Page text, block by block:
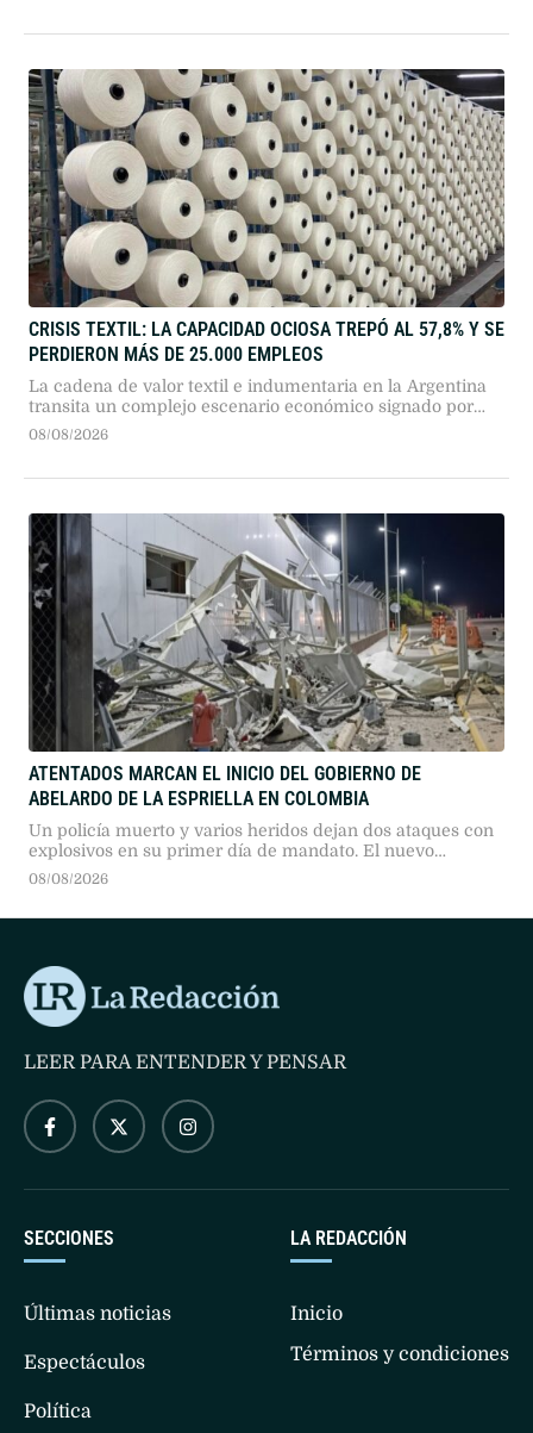
CRISIS TEXTIL: LA CAPACIDAD OCIOSA TREPÓ AL 57,8% Y SE
PERDIERON MÁS DE 25.000 EMPLEOS
La cadena de valor textil e indumentaria en la Argentina
transita un complejo escenario económico signado por
más de dos años consecutivos de caída en su actividad.
08/08/2026
ATENTADOS MARCAN EL INICIO DEL GOBIERNO DE
ABELARDO DE LA ESPRIELLA EN COLOMBIA
Un policía muerto y varios heridos dejan dos ataques con
explosivos en su primer día de mandato. El nuevo
presidente prometió mano dura contra el narcoterrorismo
08/08/2026
LA REDACCIÓN
Inicio
Términos y condiciones
SECCIONES
Últimas noticias
Espectáculos
Política
LEER PARA ENTENDER Y PENSAR